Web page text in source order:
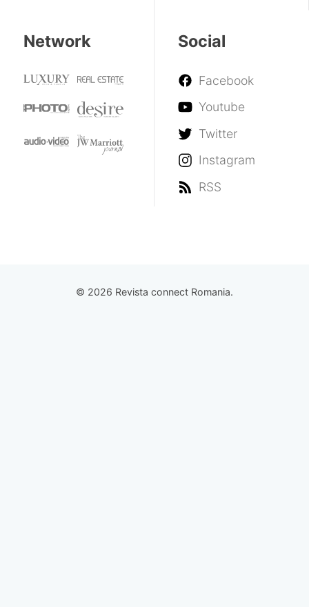
Network Social
Facebook
Youtube
Twitter
Instagram
RSS
© 2026 Revista connect Romania.